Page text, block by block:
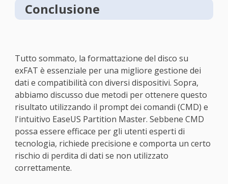
Conclusione
Tutto sommato, la formattazione del disco su
exFAT è essenziale per una migliore gestione dei
dati e compatibilità con diversi dispositivi. Sopra,
abbiamo discusso due metodi per ottenere questo
risultato utilizzando il prompt dei comandi (CMD) e
l'intuitivo EaseUS Partition Master. Sebbene CMD
possa essere efficace per gli utenti esperti di
tecnologia, richiede precisione e comporta un certo
rischio di perdita di dati se non utilizzato
correttamente.